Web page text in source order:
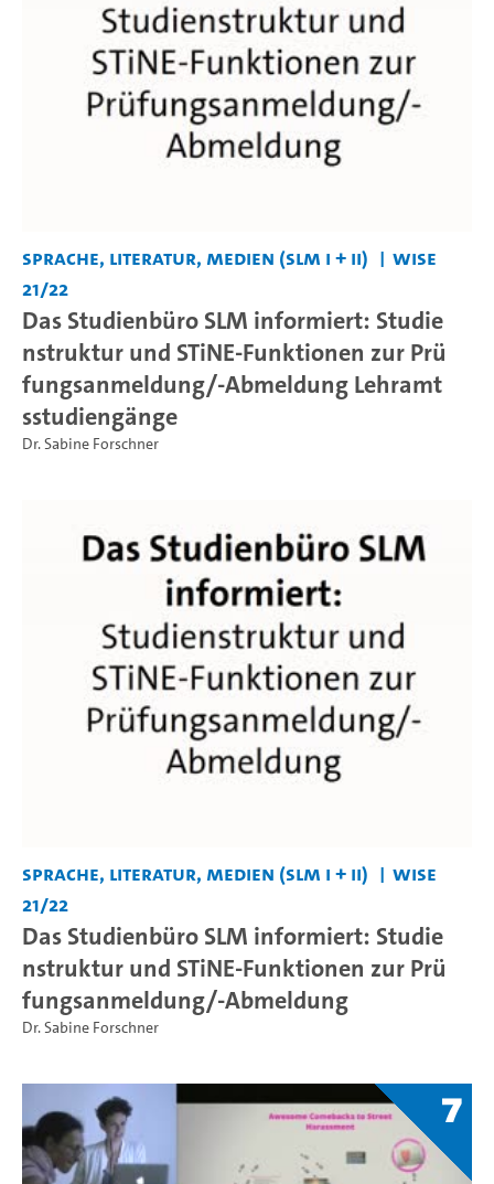
Sprache, Literatur, Medien (SLM I + II)
WiSe
21/22
Das Studienbüro SLM informiert: Studie
nstruktur und STiNE-Funktionen zur Prü
fungsanmeldung/-Abmeldung Lehramt
sstudiengänge
Dr. Sabine Forschner
Sprache, Literatur, Medien (SLM I + II)
WiSe
21/22
Das Studienbüro SLM informiert: Studie
nstruktur und STiNE-Funktionen zur Prü
fungsanmeldung/-Abmeldung
Dr. Sabine Forschner
7